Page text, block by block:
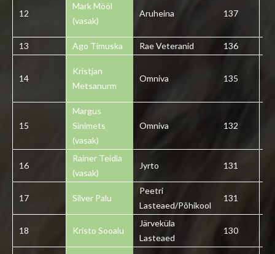
12
Mark Mööl
(vasak)
Aruheina 137
13 Ago Timuska Rae Veteranid 136
14
Kristjan
Metsanurm
Omniva 135
15
Margus
Sinimets
(vasak)
Omniva 132
16
Rainer Teidla
(vasak)
Jyrto 131
17 Silver Palu
Peetri
Lasteaed/Põhikool
131
18 Kristo Sooalu
Järveküla
Lasteaed
130